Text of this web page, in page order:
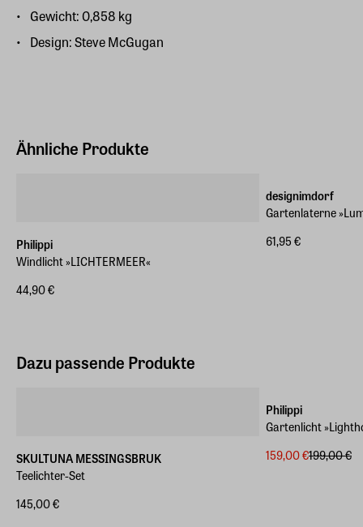
Gewicht: 0,858 kg
Design: Steve McGugan
Ähnliche Produkte
Philippi
Windlicht »LICHTERMEER«
44,90 €
designimdorf
Gartenlaterne
61,95 €
Dazu passende Produkte
SKULTUNA MESSINGSBRUK
Teelichter-Set
145,00 €
Philippi
Gartenlicht
159,00 €199,00 €